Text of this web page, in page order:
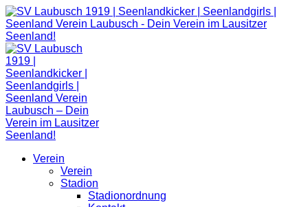
Zum
Inhalt
springen
Verein
Verein
Stadion
Stadionordnung